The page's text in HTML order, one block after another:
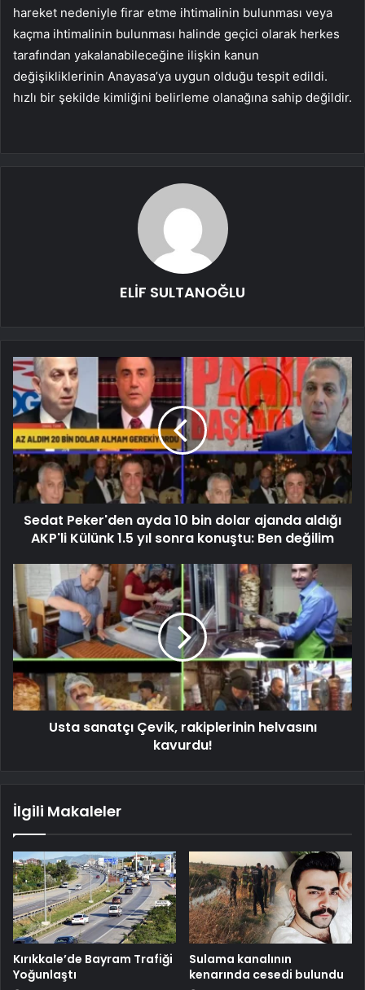
hareket nedeniyle firar etme ihtimalinin bulunması veya
kaçma ihtimalinin bulunması halinde geçici olarak herkes
tarafından yakalanabileceğine ilişkin kanun
değişikliklerinin Anayasa’ya uygun olduğu tespit edildi.
hızlı bir şekilde kimliğini belirleme olanağına sahip değildir.
ELİF SULTANOĞLU
Sedat Peker'den ayda 10 bin dolar ajanda aldığı
AKP'li Külünk 1.5 yıl sonra konuştu: Ben değilim
Usta sanatçı Çevik, rakiplerinin helvasını
kavurdu!
İlgili Makaleler
Kırıkkale’de Bayram Trafiği
Yoğunlaştı
Sulama kanalının
kenarında cesedi bulundu